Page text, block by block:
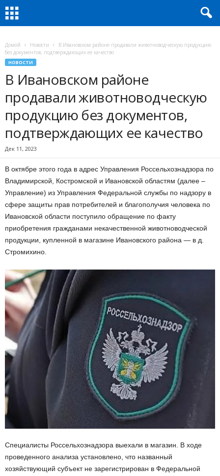
Домой Новости
В Ивановском районе продавали животноводческую продукцию
без документов, подтверждающих ее качество
НОВОСТИ
В Ивановском районе
продавали животноводческую
продукцию без документов,
подтверждающих ее качество
Дек 11, 2023
В октябре этого года в адрес Управления Россельхознадзора по
Владимирской, Костромской и Ивановской областям (далее –
Управление) из Управления Федеральной службы по надзору в
сфере защиты прав потребителей и благополучия человека по
Ивановской области поступило обращение по факту
приобретения гражданами некачественной животноводческой
продукции, купленной в магазине Ивановского района — в д.
Стромихино.
Специалисты Россельхознадзора выехали в магазин. В ходе
проведенного анализа установлено, что названный
хозяйствующий субъект не зарегистрирован в Федеральной